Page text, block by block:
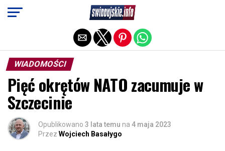
WIADOMOŚCI
Pięć okrętów NATO zacumuje w
Szczecinie
Opublikowano 3 lata temu na 4 maja 2023
Przez Wojciech Basałygo
Exit mobile version